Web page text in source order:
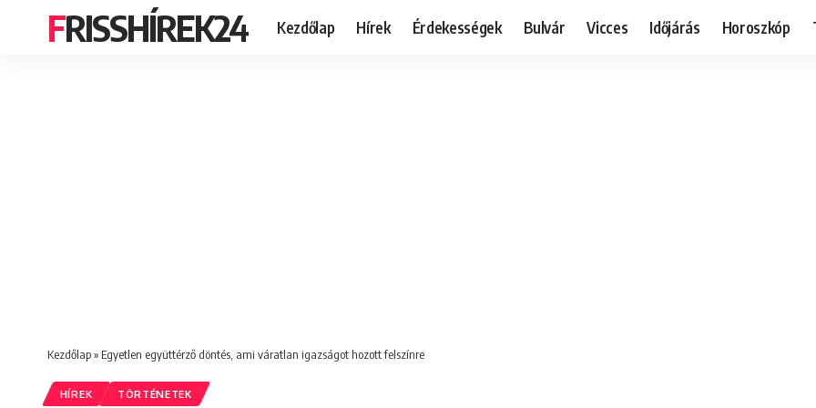
FRISSHÍREK24 Kezdőlap Hírek Érdekességek Bulvár Vicces Időjárás Horoszkóp
Kezdőlap» Egyetlen együttérző döntés, ami váratlan igazságot hozott felszínre
HÍREK TÖRTÉNETEK